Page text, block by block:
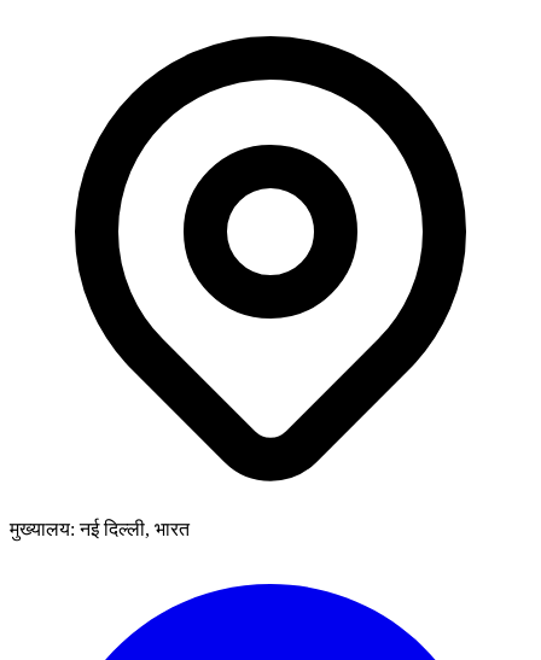
मुख्यालय: नई दिल्ली, भारत